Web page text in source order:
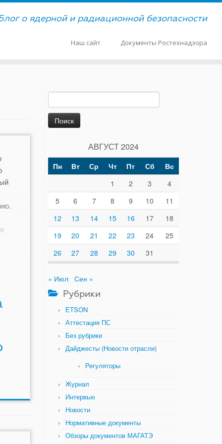
о ядерной и радиационной безопасности
Наш сайт Документы Ростехнадзора
АВГУСТ 2024
Пн Вт Ср Чт Пт Сб
Вс
1
2 3
4
5
6 7 8 9 10
11
12
13 14 15 16 17
18
19
20 21 22 23 24
25
26
27 28 29 30 31
« Июл Сен »
Рубрики
ETSON
Аттестация ПС
Без рубрики
Дайджесты (Новости отрасли)
Регуляторы
Журнал
Интервью
Новости
Нормативные документы
Обзоры документов МАГАТЭ